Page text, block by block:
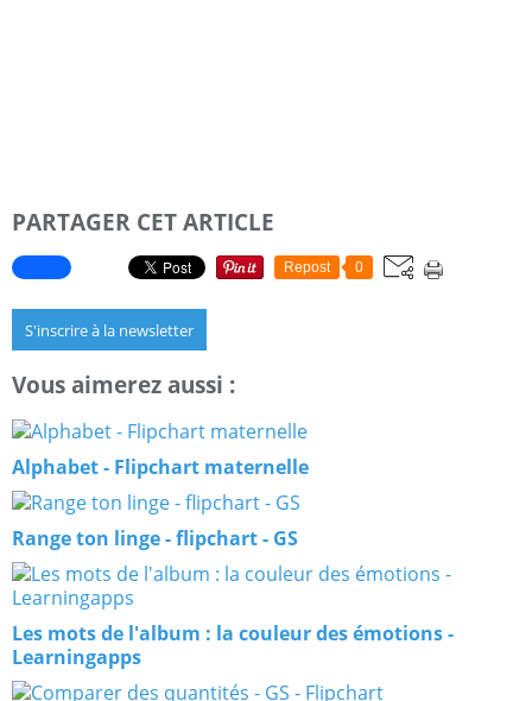
PARTAGER CET ARTICLE
Repost 0
S'inscrire à la newsletter
Vous aimerez aussi :
Alphabet - Flipchart maternelle
Range ton linge - flipchart - GS
Les mots de l'album : la couleur des émotions -
Learningapps